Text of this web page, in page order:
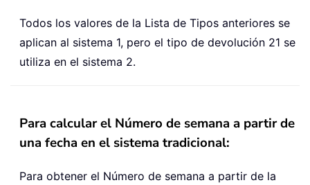
Todos los valores de la Lista de Tipos anteriores se
aplican al sistema 1, pero el tipo de devolución 21 se
utiliza en el sistema 2.
Para calcular el Número de semana a partir de
una fecha en el sistema tradicional:
Para obtener el Número de semana a partir de la